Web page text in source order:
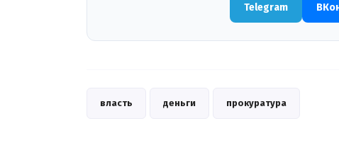
Telegram
власть деньги прокуратура